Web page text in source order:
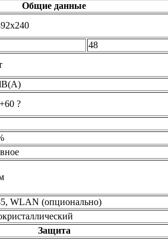
Общие данные
48
?
WLAN (опционально)
Защита